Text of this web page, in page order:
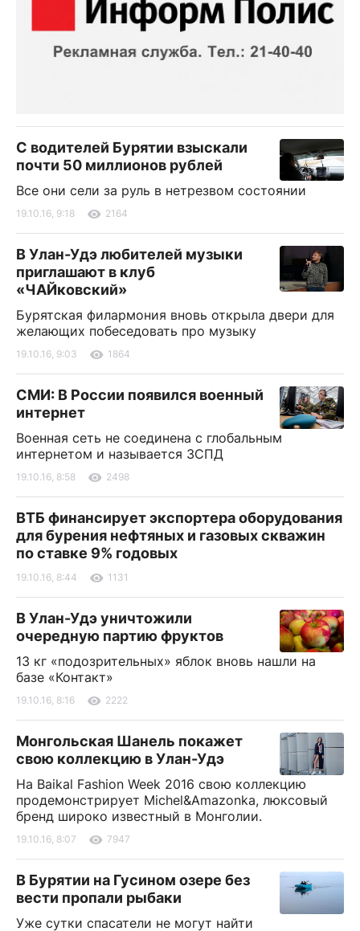
С водителей Бурятии взыскали
почти 50 миллионов рублей
Все они сели за руль в нетрезвом состоянии
19.10.16, 9:18 2164
В Улан-Удэ любителей музыки
приглашают в клуб
«ЧАЙковский»
Бурятская филармония вновь открыла двери для
желающих побеседовать про музыку
19.10.16, 9:03 1864
СМИ: В России появился военный
интернет
Военная сеть не соединена с глобальным
интернетом и называется ЗСПД
19.10.16, 8:58 2498
ВТБ финансирует экспортера оборудования
для бурения нефтяных и газовых скважин
по ставке 9% годовых
19.10.16, 8:44 1131
В Улан-Удэ уничтожили
очередную партию фруктов
13 кг «подозрительных» яблок вновь нашли на
базе «Контакт»
19.10.16, 8:16 2222
Монгольская Шанель покажет
свою коллекцию в Улан-Удэ
На Baikal Fashion Week 2016 свою коллекцию
продемонстрирует Michel&Amazonka, люксовый
бренд широко известный в Монголии.
19.10.16, 8:07 7947
В Бурятии на Гусином озере без
вести пропали рыбаки
Уже сутки спасатели не могут найти